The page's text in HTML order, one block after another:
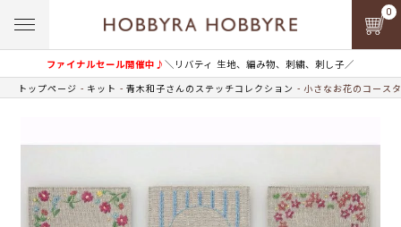
ファイナルセール開催中♪＼リバティ 生地、編み物、刺繍、刺し子／
0
トップページ キット 青木和子さんのステッチコレクション 小さなお花のコース